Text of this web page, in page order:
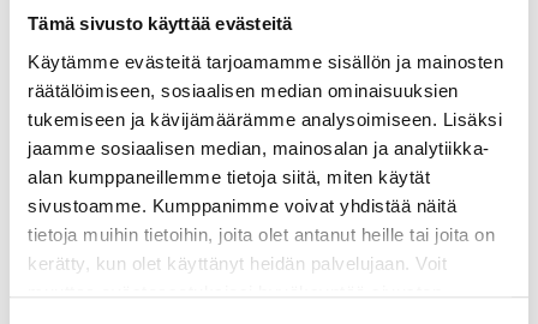
Tämä sivusto käyttää evästeitä
Käytämme evästeitä tarjoamamme sisällön ja mainosten
räätälöimiseen, sosiaalisen median ominaisuuksien
tukemiseen ja kävijämäärämme analysoimiseen. Lisäksi
jaamme sosiaalisen median, mainosalan ja analytiikka-
alan kumppaneillemme tietoja siitä, miten käytät
sivustoamme. Kumppanimme voivat yhdistää näitä
tietoja muihin tietoihin, joita olet antanut heille tai joita on
kerätty, kun olet käyttänyt heidän palvelujaan. Voit
Käyntiosoite: Vistantie 18
Postiosoite: PL 50, 21531 PAIMIO